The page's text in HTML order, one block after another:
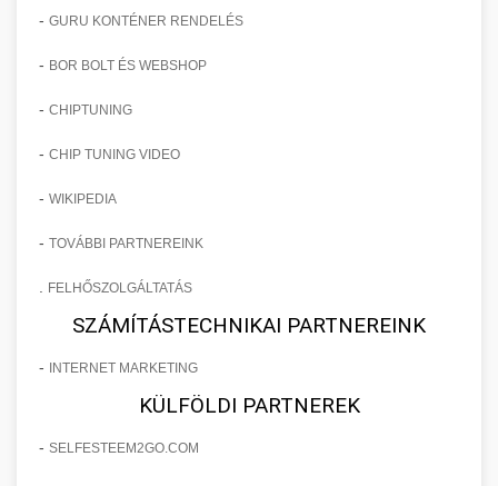
- GURU KONTÉNER RENDELÉS
- BOR BOLT ÉS WEBSHOP
- CHIPTUNING
- CHIP TUNING VIDEO
- WIKIPEDIA
- TOVÁBBI PARTNEREINK
FELHŐSZOLGÁLTATÁS
SZÁMÍTÁSTECHNIKAI PARTNEREINK
- INTERNET MARKETING
KÜLFÖLDI PARTNEREK
- SELFESTEEM2GO.COM